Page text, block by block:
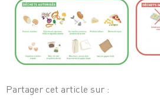
Partager cet article sur :